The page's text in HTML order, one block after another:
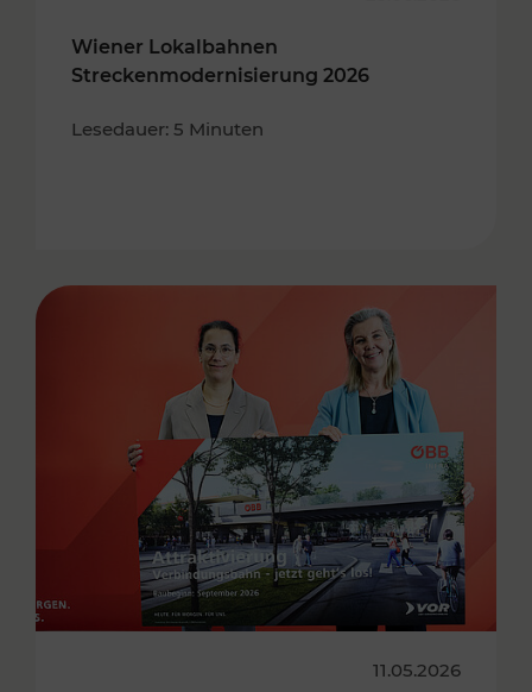
Wiener Lokalbahnen
Streckenmodernisierung 2026
Lesedauer: 5 Minuten
11.05.2026